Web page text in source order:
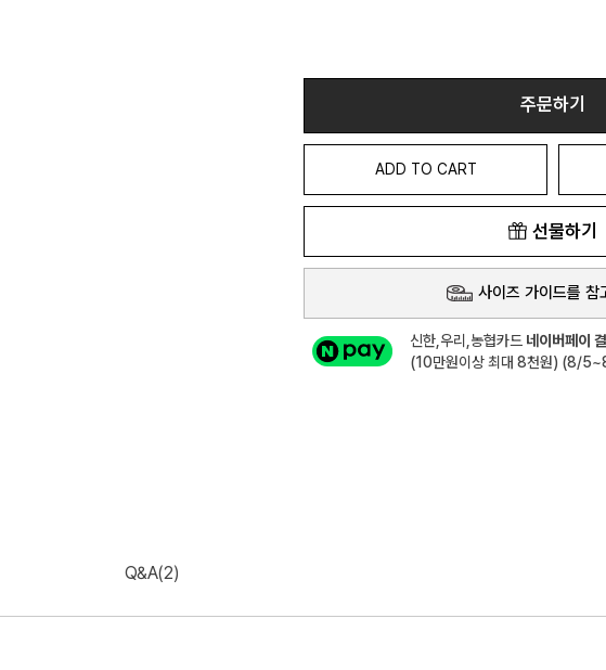
주문하기
ADD TO CART
선물하기
사이즈 가이드를 참
신한,우리,농협카드 네이버페이
(10만원이상 최대 8천원) (8/
Q&A(2)